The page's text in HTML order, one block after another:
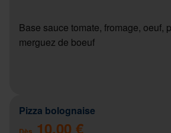
Base sauce tomate, fromage, oeuf,
merguez de boeuf
Pizza bolognaise
10.00 €